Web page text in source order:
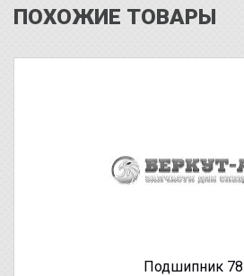
ПОХОЖИЕ ТОВАРЫ
Подшипник